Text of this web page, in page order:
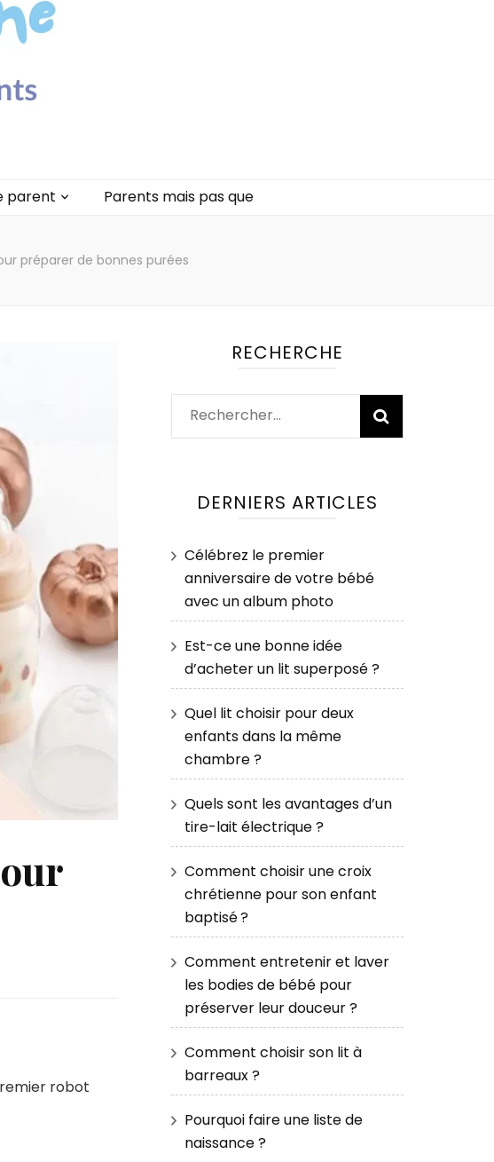
parent Parents mais pas que
préparer de bonnes purées
robot
RECHERCHE
Rechercher :
DERNIERS ARTICLES
Célébrez le premier
anniversaire de votre bébé
avec un album photo
Est-ce une bonne idée
d’acheter un lit superposé ?
Quel lit choisir pour deux
enfants dans la même
chambre ?
Quels sont les avantages d’un
tire-lait électrique ?
Comment choisir une croix
chrétienne pour son enfant
baptisé ?
Comment entretenir et laver
les bodies de bébé pour
préserver leur douceur ?
Comment choisir son lit à
barreaux ?
Pourquoi faire une liste de
naissance ?